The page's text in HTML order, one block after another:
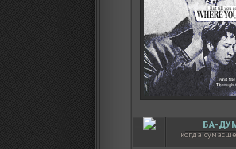
БА-
когда